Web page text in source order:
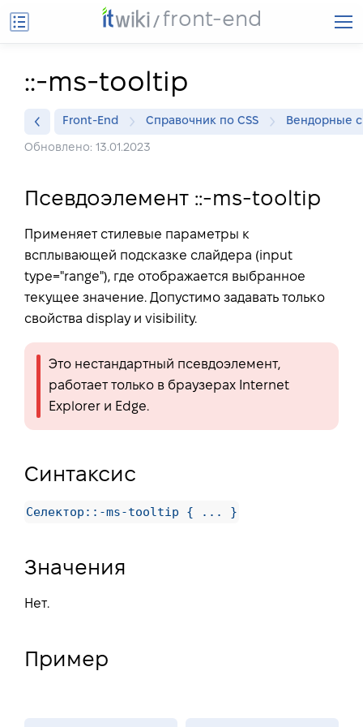
front-end
::-ms-tooltip
Front-End Справочник по CSS Вендорные
Обновлено: 13.01.2023
Псевдоэлемент ::-ms-tooltip
Применяет стилевые параметры к
всплывающей подсказке слайдера (input
type="range"), где отображается выбранное
текущее значение. Допустимо задавать только
свойства display и visibility.
Это нестандартный псевдоэлемент,
работает только в браузерах Internet
Explorer и Edge.
Синтаксис
Селектор::-ms-tooltip { ... }
Значения
Нет.
Пример